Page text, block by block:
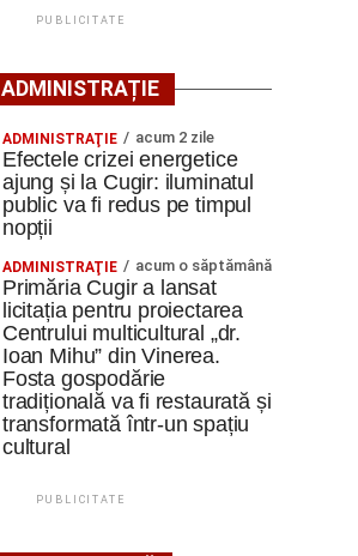
PUBLICITATE
ADMINISTRAȚIE
ADMINISTRAŢIE acum 2 zile
Efectele crizei energetice
ajung și la Cugir: iluminatul
public va fi redus pe timpul
nopții
ADMINISTRAŢIE acum o săptămână
Primăria Cugir a lansat
licitația pentru proiectarea
Centrului multicultural „dr.
Ioan Mihu” din Vinerea.
Fosta gospodărie
tradițională va fi restaurată și
transformată într-un spațiu
cultural
PUBLICITATE